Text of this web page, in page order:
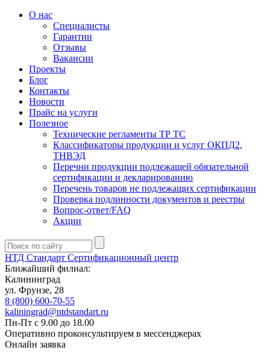
О нас
Специалисты
Гарантии
Отзывы
Вакансии
Проекты
Блог
Контакты
Новости
Прайс на услуги
Полезное
Технические регламенты ТР ТС
Классификаторы продукции и услуг ОКПД2,
ТНВЭД
Перечни продукции подлежащей обязательной
сертификации и декларированию
Перечень товаров не подлежащих сертификации
Проверка подлинности документов и реестры
Вопрос-ответ/FAQ
Акции
НТД Стандарт Сертификационный центр
Ближайший филиал:
Калининград
ул. Фрунзе, 28
8 (800) 600-70-55
kaliningrad@ntdstandart.ru
Пн-Пт с 9.00 до 18.00
Оперативно проконсультируем в мессенджерах
Онлайн заявка